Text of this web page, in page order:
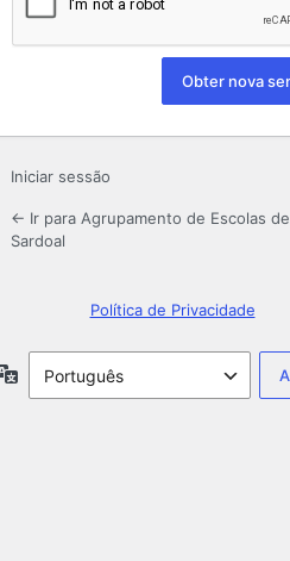
Iniciar sessão
← Ir para Agrupamento de Escolas de
Sardoal
Política de Privacidade
Idioma